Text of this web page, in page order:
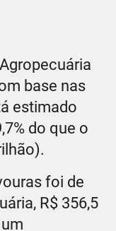
base nas
estimado
do que o
foi de
R$ 356,5